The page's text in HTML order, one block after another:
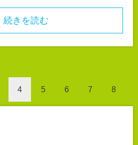
続きを読む
4 5 6 7 8